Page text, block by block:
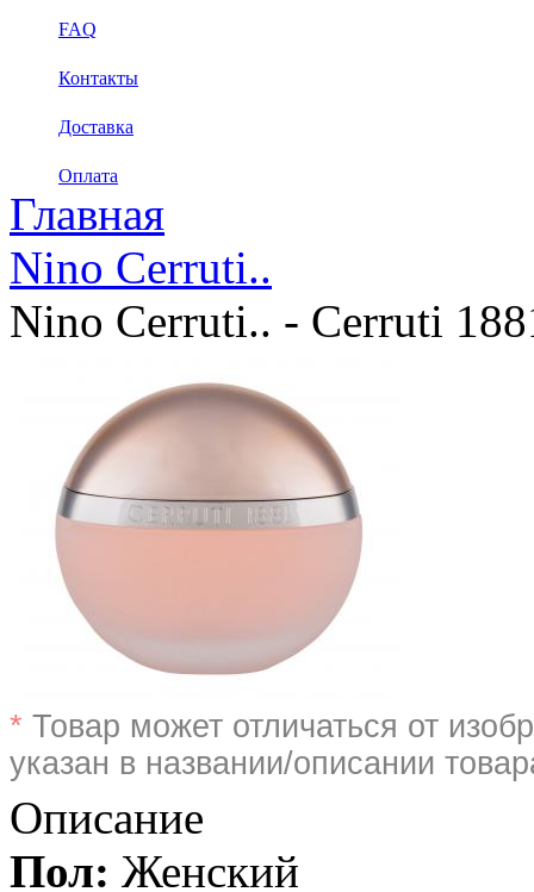
FAQ
Контакты
Доставка
Оплата
Главная
Nino Cerruti..
Nino Cerruti.. - Cerruti
* Товар может отличаться от
указан в названии/описании
Описание
Пол: Женский